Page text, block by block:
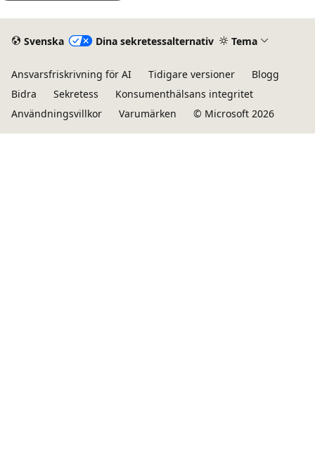
Svenska Dina sekretessalternativ Tema
Ansvarsfriskrivning för AI Tidigare versioner
Blogg
Bidra
Sekretess
Konsumenthälsans integritet
Användningsvillkor
Varumärken © Microsoft 2026